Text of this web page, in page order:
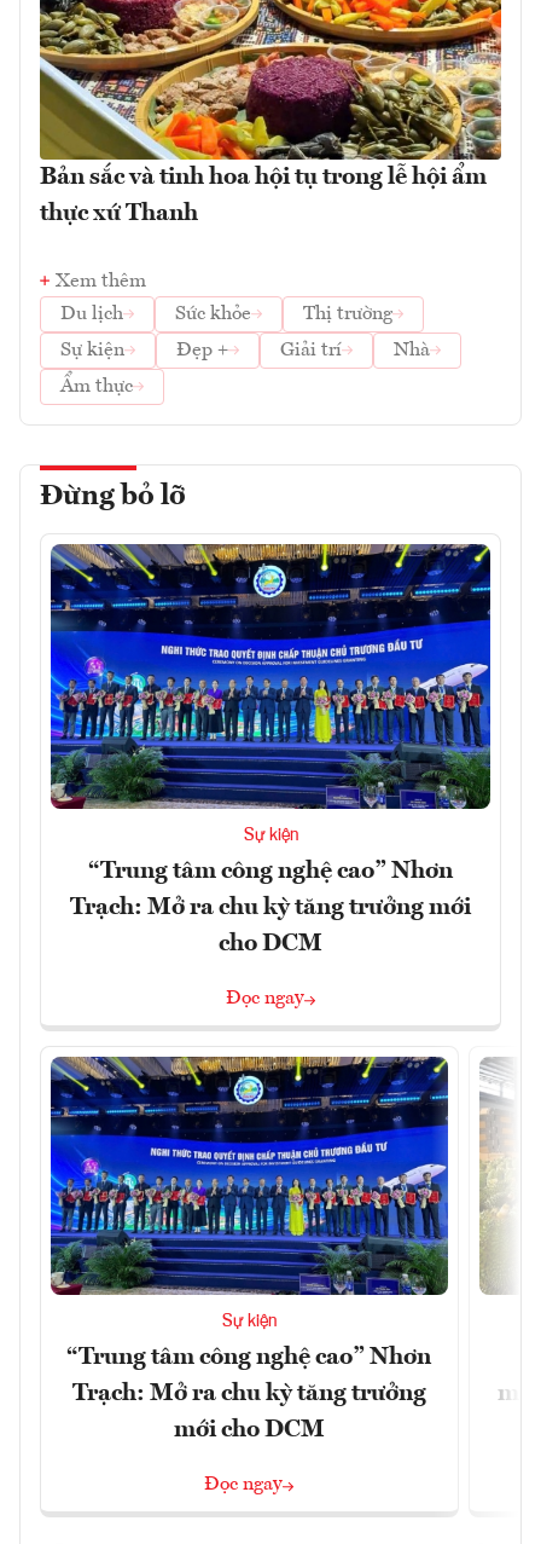
Bản sắc và tinh hoa hội tụ trong lễ hội ẩm
thực xứ Thanh
Xem thêm
Du lịch
Sức khỏe
Thị trường
Sự kiện
Đẹp + Giải trí
Nhà
Ẩm thực
Đừng bỏ lỡ
Sự kiện
“Trung tâm công nghệ cao” Nhơn
Trạch: Mở ra chu kỳ tăng trưởng mới
cho DCM
Đọc ngay
Sự kiện
“Trung tâm công nghệ cao” Nhơn
Trạch: Mở ra chu kỳ tăng trưởng
mới cho DCM
Đọc ngay